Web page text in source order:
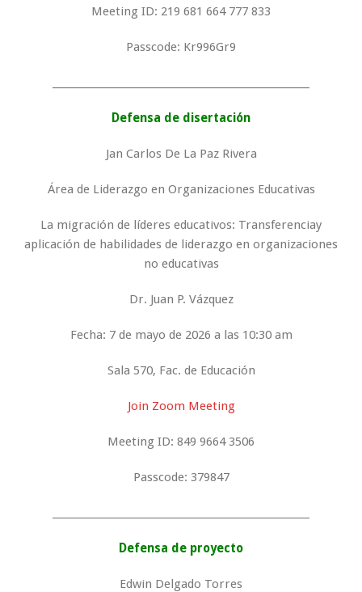
Meeting ID: 219 681 664 777 833
Passcode: Kr996Gr9
Defensa de disertación
Jan Carlos De La Paz Rivera
Área de Liderazgo en Organizaciones Educativas
La migración de líderes educativos: Transferenciay
aplicación de habilidades de liderazgo en organizaciones
no educativas
Dr. Juan P. Vázquez
Fecha: 7 de mayo de 2026 a las 10:30 am
Sala 570, Fac. de Educación
Join Zoom Meeting
Meeting ID: 849 9664 3506
Passcode: 379847
Defensa de proyecto
Edwin Delgado Torres